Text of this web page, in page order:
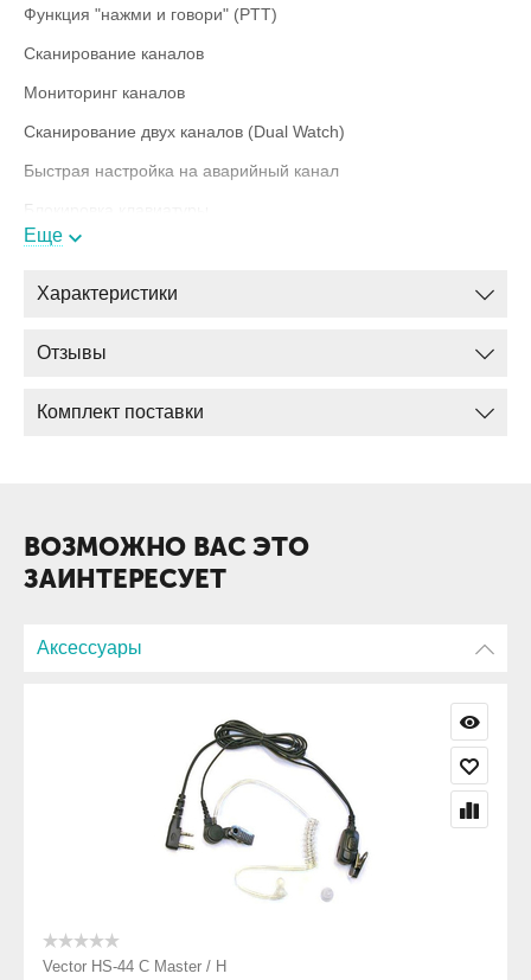
Функция "нажми и говори" (PTT)
Сканирование каналов
Мониторинг каналов
Сканирование двух каналов (Dual Watch)
Быстрая настройка на аварийный канал
Блокировка клавиатуры
Программирование с компьютера
Сигнал окончания передачи (Roger Beep)
Комплектация
Клипса
Еще
Характеристики
Отзывы
Комплект поставки
ВОЗМОЖНО ВАС ЭТО
ЗАИНТЕРЕСУЕТ
Аксессуары
Vector HS-44 С Master / H